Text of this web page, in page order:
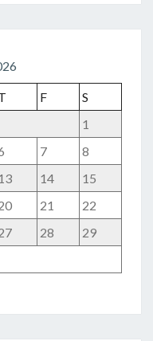
F
S
1
7
8
14
15
21
22
28
29